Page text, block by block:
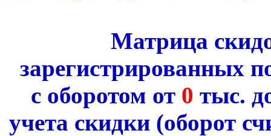
Матрица
зарегистрированных
с оборотом от 0 тыс.
учета скидки (оборот